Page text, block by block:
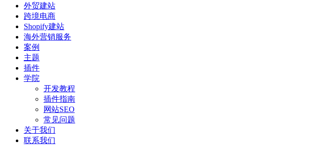
外贸建站
跨境电商
Shopify建站
海外营销服务
案例
主题
插件
学院
开发教程
插件指南
网站SEO
常见问题
关于我们
联系我们